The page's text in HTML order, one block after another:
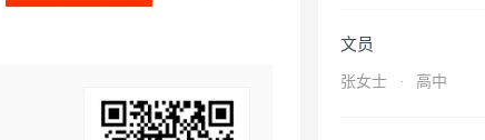
文员
张女士 · 高中